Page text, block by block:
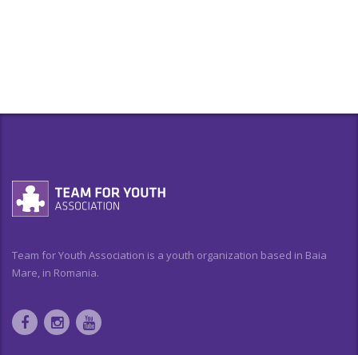
Team for Youth Association is a youth organization based in Baia
Mare, in Romania.